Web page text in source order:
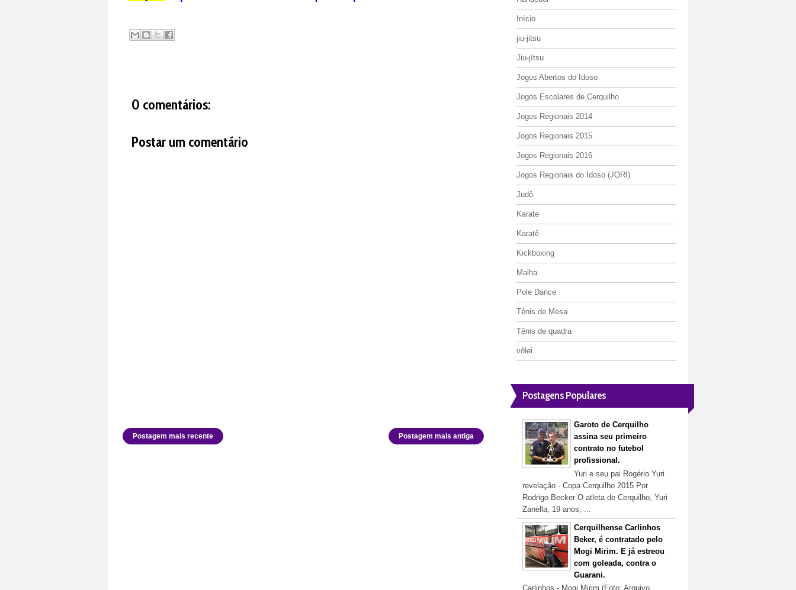
0 comentários:
Postar um comentário
Postagem mais recente Postagem mais antiga
Início
jiu-jitsu
Jiu-jítsu
Jogos Abertos do Idoso
Jogos Escolares de Cerquilho
Jogos Regionais 2014
Jogos Regionais 2015
Jogos Regionais 2016
Jogos Regionais do Idoso (JORI)
Judô
Karate
Karatê
Kickboxing
Malha
Pole Dance
Tênis de Mesa
Tênis de quadra
vôlei
Postagens Populares
Garoto de Cerquilho
assina seu primeiro
contrato no futebol
profissional.
Yuri e seu pai Rogério Yuri
revelação - Copa Cerquilho 2015 Por
Rodrigo Becker O atleta de Cerquilho, Yuri
Zanella, 19 anos, ...
Cerquilhense Carlinhos
Beker, é contratado pelo
Mogi Mirim. E já estreou
com goleada, contra o
Guarani.
Carlinhos - Mogi Mirim (Foto: Arquivo